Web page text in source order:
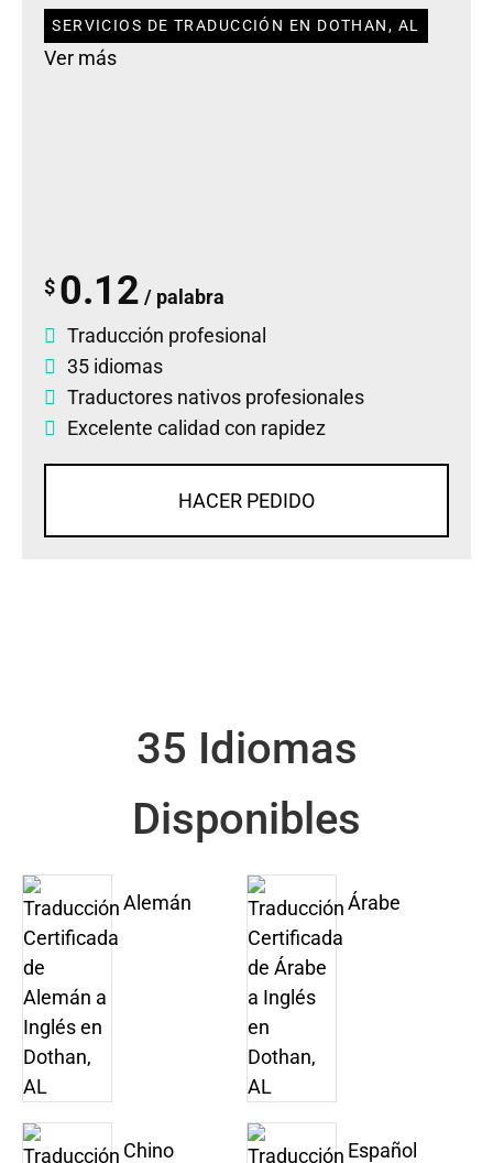
SERVICIOS DE TRADUCCIÓN EN DOTHAN, AL
Ver más
$ 0.12 / palabra
Traducción profesional
35 idiomas
Traductores nativos profesionales
Excelente calidad con rapidez
HACER PEDIDO
35 Idiomas
Disponibles
Alemán Árabe
Chino Español